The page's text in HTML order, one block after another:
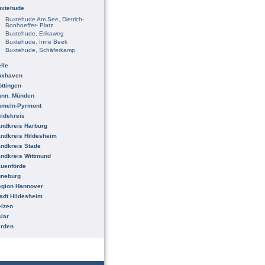
Buxtehude Am See, Dietrich-
Bonhoeffer- Platz
Buxtehude, Erikaweg
Buxtehude, Inne Beek
Buxtehude, Schäferkamp
Münden
Pyrmont
Harburg
Hildesheim
Stade
Wittmund
Hannover
Hildesheim